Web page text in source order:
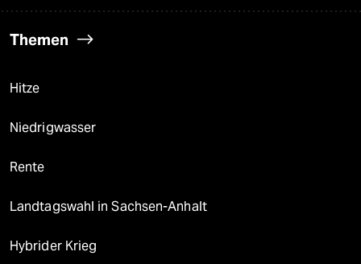
Themen
Hitze
Niedrigwasser
Rente
Landtagswahl in Sachsen-Anhalt
Hybrider Krieg